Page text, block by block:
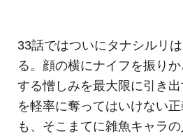
33話ではついにタナシルリ
る。顔の横にナイフを振り
する憎しみを最大限に引き
を軽率に奪ってはいけない
も、そこまてに雑魚キャラ